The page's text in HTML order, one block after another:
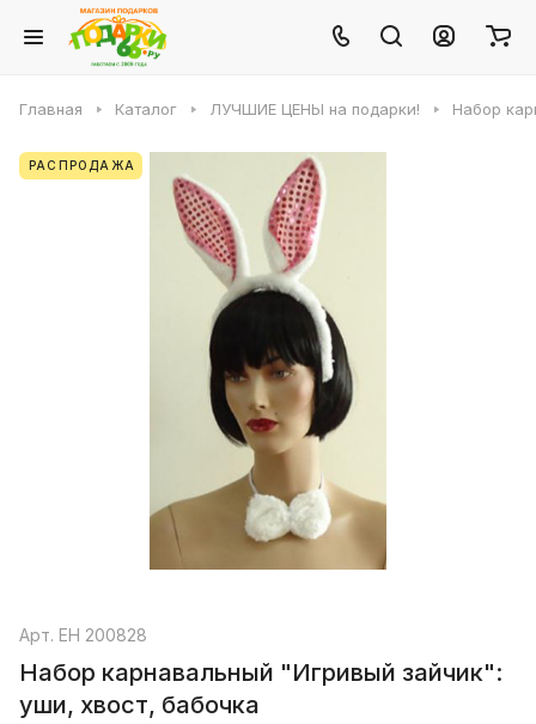
Главная Каталог ЛУЧШИЕ ЦЕНЫ на подарки! Набор
РАСПРОДАЖА
Арт. EH 200828
Набор карнавальный "Игривый зайчик":
уши, хвост, бабочка